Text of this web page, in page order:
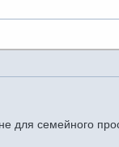
для семейного